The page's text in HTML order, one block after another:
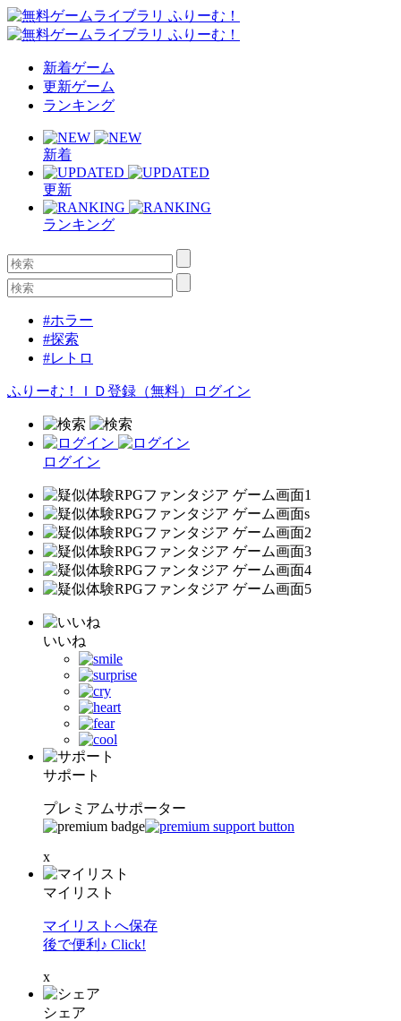
新着ゲーム
更新ゲーム
ランキング
新着
更新
ランキング
#ホラー
#探索
#レトロ
ふりーむ！ＩＤ登録（無料） ログイン
ログイン
いいね
サポート
プレミアムサポーター
x
マイリスト
マイリストへ保存
後で便利♪ Click!
x
シェア